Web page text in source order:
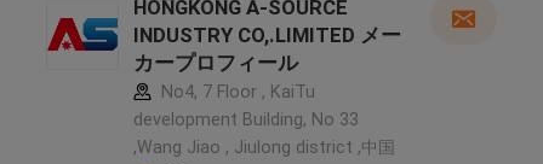
HONGKONG A-SOURCE
INDUSTRY CO,.LIMITED メー
カープロフィール
No4, 7 Floor , KaiTu
development Building, No 33
,Wang Jiao , Jiulong district ,中国